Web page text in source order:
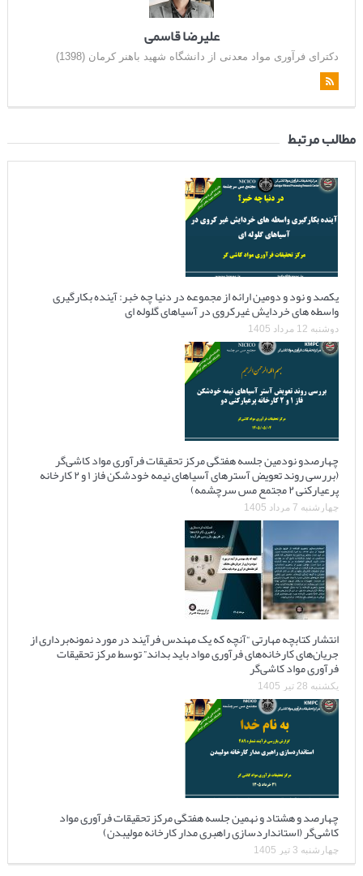
علیرضا قاسمی
دکترای فرآوری مواد معدنی از دانشگاه شهید باهنر کرمان (1398)
مطالب مرتبط
یکصد و نود و دومین ارائه از مجموعه در دنیا چه خبر: آینده بکارگیری
واسطه های خردایش غیرکروی در آسیاهای گلوله ای
دوشنبه 12 مرداد 1405
چهارصدو نودمین جلسه هفتگی مرکز تحقیقات فرآوری مواد کاشی‌گر
(بررسی روند تعویض آسترهای آسیاهای نیمه خودشکن فاز ۱ و ۲ کارخانه
پرعیارکنی ۲ مجتمع مس سرچشمه)
چهارشنبه 7 مرداد 1405
انتشار کتابچه مهارتی “آنچه که یک مهندس فرآیند در مورد نمونه‌برداری از
جریان‌های کارخانه‌های فرآوری مواد باید بداند” توسط مرکز تحقیقات
فرآوری مواد کاشی‌گر
یکشنبه 28 تیر 1405
چهارصد و هشتاد و نهمین جلسه هفتگی مرکز تحقیقات فرآوری مواد
کاشی‌گر (استانداردسازی راهبری مدار کارخانه مولیبدن)
چهارشنبه 3 تیر 1405